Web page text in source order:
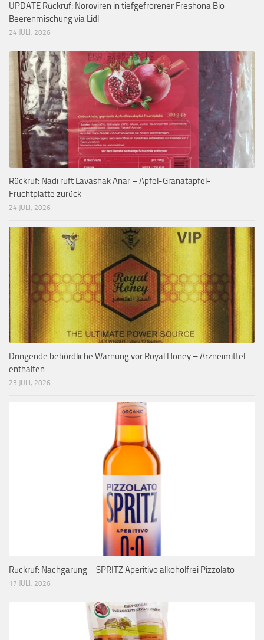
UPDATE Rückruf: Noroviren in tiefgefrorener Freshona Bio
Beerenmischung via Lidl
24 JULI, 2026
Rückruf: Nadi ruft Lavashak Anar – Apfel-Granatapfel-
Fruchtplatte zurück
24 JULI, 2026
Dringende behördliche Warnung vor Royal Honey – Arzneimittel
enthalten
23 JULI, 2026
Rückruf: Nachgärung – SPRITZ Aperitivo alkoholfrei Pizzolato
17 JULI, 2026